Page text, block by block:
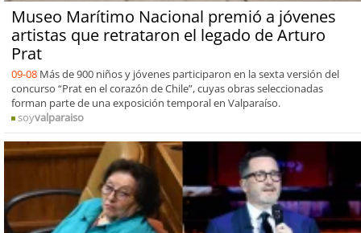
Museo Marítimo Nacional premió a jóvenes
artistas que retrataron el legado de Arturo
Prat
09-08 Más de 900 niños y jóvenes participaron en la sexta versión del
concurso “Prat en el corazón de Chile”, cuyas obras seleccionadas
forman parte de una exposición temporal en Valparaíso.
soyvalparaiso